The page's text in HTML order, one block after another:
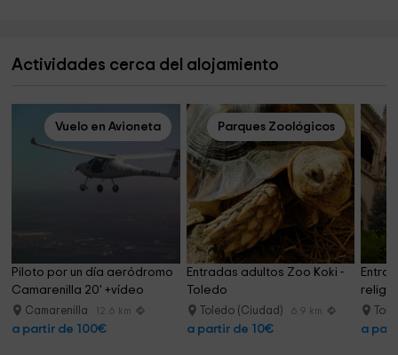
Actividades cerca del alojamiento
Vuelo en Avioneta
Piloto por un día aeródromo
Camarenilla 20' +vídeo
Camarenilla 12.6 km
a partir de 100€
Parques Zoológicos
Entradas adultos Zoo Koki -
Toledo
Toledo (Ciudad) 6.9 km
a partir de 10€ a